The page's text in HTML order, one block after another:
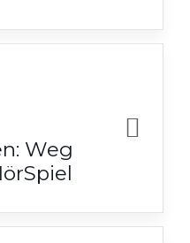
Weg